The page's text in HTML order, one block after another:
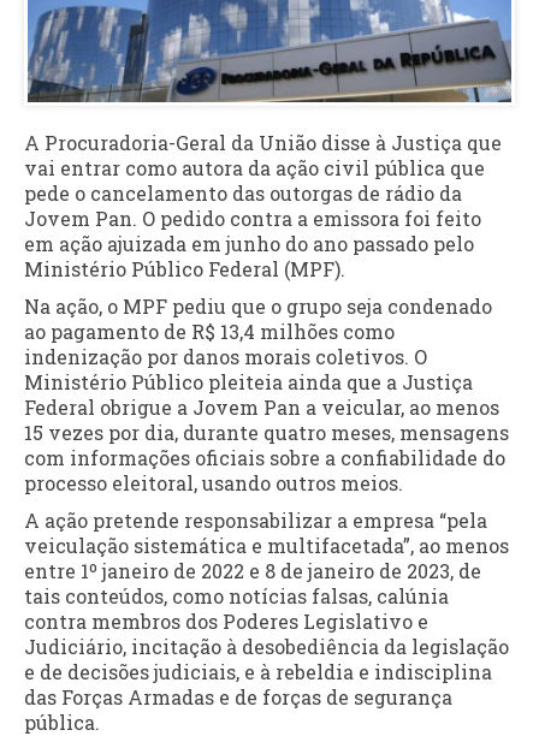
A Procuradoria-Geral da União disse à Justiça que
vai entrar como autora da ação civil pública que
pede o cancelamento das outorgas de rádio da
Jovem Pan. O pedido contra a emissora foi feito
em ação ajuizada em junho do ano passado pelo
Ministério Público Federal (MPF).
Na ação, o MPF pediu que o grupo seja condenado
ao pagamento de R$ 13,4 milhões como
indenização por danos morais coletivos. O
Ministério Público pleiteia ainda que a Justiça
Federal obrigue a Jovem Pan a veicular, ao menos
15 vezes por dia, durante quatro meses, mensagens
com informações oficiais sobre a confiabilidade do
processo eleitoral, usando outros meios.
A ação pretende responsabilizar a empresa “pela
veiculação sistemática e multifacetada”, ao menos
entre 1º janeiro de 2022 e 8 de janeiro de 2023, de
tais conteúdos, como notícias falsas, calúnia
contra membros dos Poderes Legislativo e
Judiciário, incitação à desobediência da legislação
e de decisões judiciais, e à rebeldia e indisciplina
das Forças Armadas e de forças de segurança
pública.